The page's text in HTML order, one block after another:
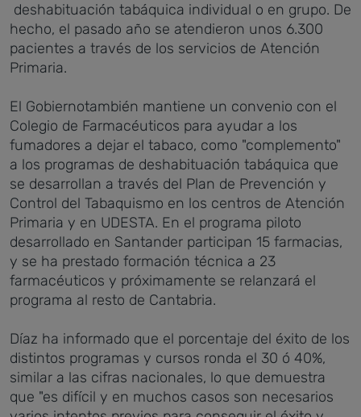
deshabituación tabáquica individual o en grupo. De
hecho, el pasado año se atendieron unos 6.300
pacientes a través de los servicios de Atención
Primaria.
El Gobiernotambién mantiene un convenio con el
Colegio de Farmacéuticos para ayudar a los
fumadores a dejar el tabaco, como "complemento"
a los programas de deshabituación tabáquica que
se desarrollan a través del Plan de Prevención y
Control del Tabaquismo en los centros de Atención
Primaria y en UDESTA. En el programa piloto
desarrollado en Santander participan 15 farmacias,
y se ha prestado formación técnica a 23
farmacéuticos y próximamente se relanzará el
programa al resto de Cantabria.
Díaz ha informado que el porcentaje del éxito de los
distintos programas y cursos ronda el 30 ó 40%,
similar a las cifras nacionales, lo que demuestra
que "es difícil y en muchos casos son necesarios